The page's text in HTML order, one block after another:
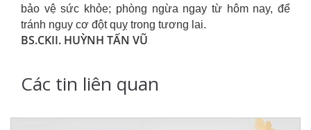
bảo vệ sức khỏe; phòng ngừa ngay từ hôm nay, để
tránh nguy cơ đột quỵ trong tương lai.
BS.CKII. HUỲNH TẤN VŨ
Các tin liên quan